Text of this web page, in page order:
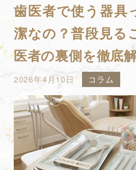
歯医者で使う器具
潔なの？普段見る
医者の裏側を徹底
2026年4月10日 コラム